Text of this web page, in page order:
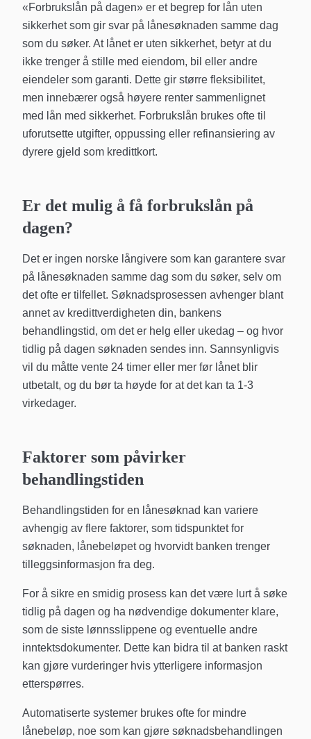
«Forbrukslån på dagen» er et begrep for lån uten
sikkerhet som gir svar på lånesøknaden samme dag
som du søker. At lånet er uten sikkerhet, betyr at du
ikke trenger å stille med eiendom, bil eller andre
eiendeler som garanti. Dette gir større fleksibilitet,
men innebærer også høyere renter sammenlignet
med lån med sikkerhet. Forbrukslån brukes ofte til
uforutsette utgifter, oppussing eller refinansiering av
dyrere gjeld som kredittkort.
Er det mulig å få forbrukslån på
dagen?
Det er ingen norske långivere som kan garantere svar
på lånesøknaden samme dag som du søker, selv om
det ofte er tilfellet. Søknadsprosessen avhenger blant
annet av kredittverdigheten din, bankens
behandlingstid, om det er helg eller ukedag – og hvor
tidlig på dagen søknaden sendes inn. Sannsynligvis
vil du måtte vente 24 timer eller mer før lånet blir
utbetalt, og du bør ta høyde for at det kan ta 1-3
virkedager.
Faktorer som påvirker
behandlingstiden
Behandlingstiden for en lånesøknad kan variere
avhengig av flere faktorer, som tidspunktet for
søknaden, lånebeløpet og hvorvidt banken trenger
tilleggsinformasjon fra deg.
For å sikre en smidig prosess kan det være lurt å søke
tidlig på dagen og ha nødvendige dokumenter klare,
som de siste lønnsslippene og eventuelle andre
inntektsdokumenter. Dette kan bidra til at banken raskt
kan gjøre vurderinger hvis ytterligere informasjon
etterspørres.
Automatiserte systemer brukes ofte for mindre
lånebeløp, noe som kan gjøre søknadsbehandlingen